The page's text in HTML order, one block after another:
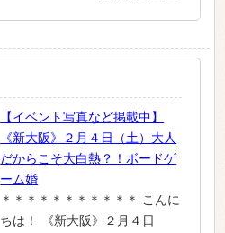
【イベント写真など掲載中】
《新大阪》２月４日（土）大人
だからこそ大白熱？！ボードゲ
ーム婚
＊＊＊＊＊＊＊＊＊＊＊ こんに
ちは！ 《新大阪》２月４日